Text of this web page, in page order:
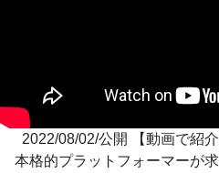
2022/08/02/公開 【動画で紹
本格的プラットフォーマーが